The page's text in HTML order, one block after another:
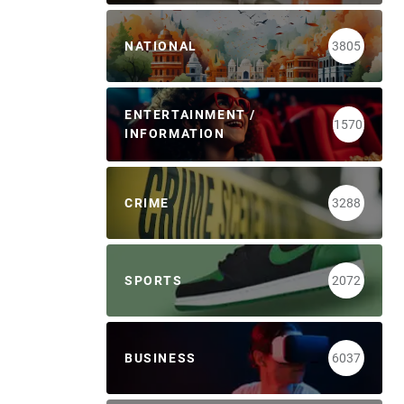
NATIONAL 3805
ENTERTAINMENT /
INFORMATION
1570
CRIME 3288
SPORTS 2072
BUSINESS 6037